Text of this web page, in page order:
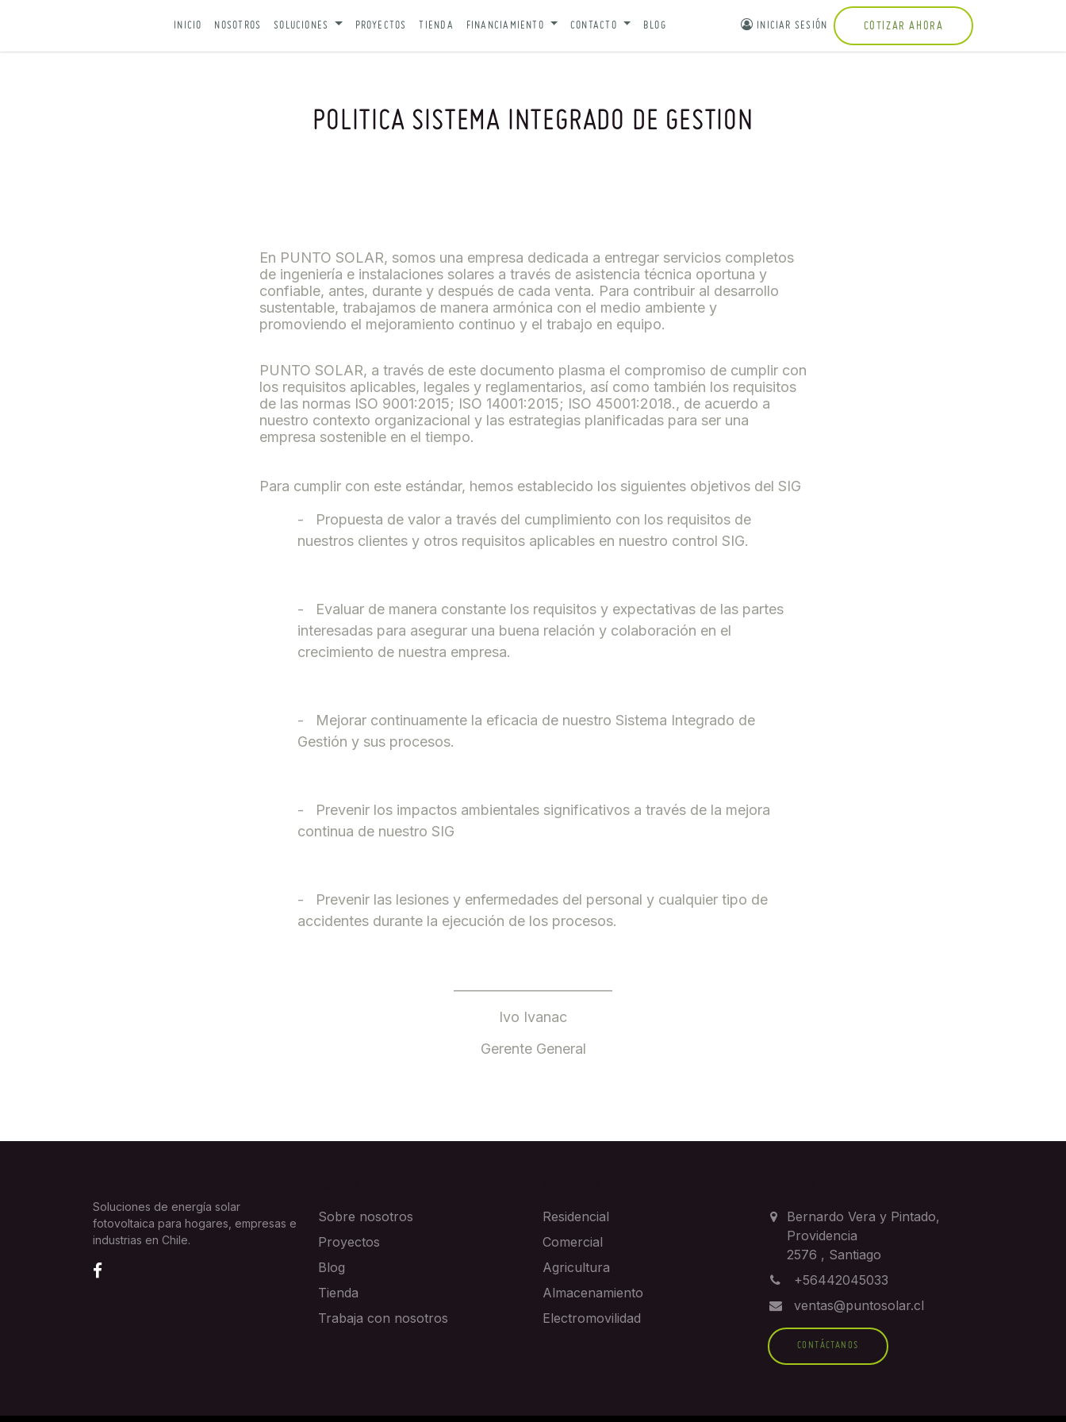
INICIO NOSOTROS SOLUCIONES PROYECTOS TIENDA FINANCIAMIENTO CONTACTO BLOG INICIAR SESIÓN COTIZAR AHORA
POLITICA SISTEMA INTEGRADO DE GESTION
En PUNTO SOLAR, somos una empresa dedicada a entregar servicios completos
de ingeniería e instalaciones solares a través de asistencia técnica oportuna y
confiable, antes, durante y después de cada venta. Para contribuir al desarrollo
sustentable, trabajamos de manera armónica con el medio ambiente y
promoviendo el mejoramiento continuo y el trabajo en equipo.
PUNTO SOLAR, a través de este documento plasma el compromiso de cumplir con
los requisitos aplicables, legales y reglamentarios, así como también los requisitos
de las normas ISO 9001:2015; ISO 14001:2015; ISO 45001:2018., de acuerdo a
nuestro contexto organizacional y las estrategias planificadas para ser una
empresa sostenible en el tiempo.
Para cumplir con este estándar, hemos establecido los siguientes objetivos del SIG
-
Propuesta de valor a través del cumplimiento con los requisitos de
nuestros clientes y otros requisitos aplicables en nuestro control SIG.
-
Evaluar de manera constante los requisitos y expectativas de las partes
interesadas para asegurar una buena relación y colaboración en el
crecimiento de nuestra empresa.
-
Mejorar continuamente la eficacia de nuestro Sistema Integrado de
Gestión y sus procesos.
-
Prevenir los impactos ambientales significativos a través de la mejora
continua de nuestro SIG
-
Prevenir las lesiones y enfermedades del personal y cualquier tipo de
accidentes durante la ejecución de los procesos.
Ivo Ivanac
Gerente General
Soluciones de energía solar
fotovoltaica para hogares, empresas e
industrias en Chile.
Sobre nosotros
Proyectos
Blog
Tienda
Trabaja con nosotros
Residencial
Comercial
Agricultura
Almacenamiento
Electromovilidad
Bernardo Vera y Pintado,
Providencia
2576 , Santiago
+56442045033
ventas@puntosolar.cl
CONTÁCTANOS